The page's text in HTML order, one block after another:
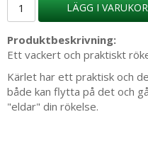
LÄGG I
Produktbeskrivning:
Ett vackert och praktiskt
Kärlet har ett praktisk och
både kan flytta på det och
"eldar" din rökelse.